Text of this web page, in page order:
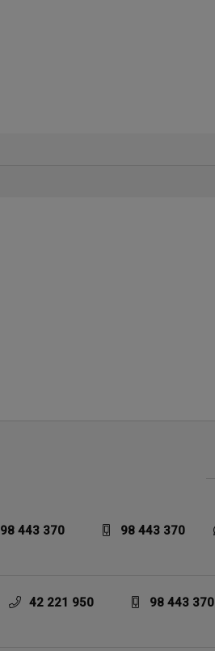
98 443 370 98 443 370
42 221 950 98 443 370